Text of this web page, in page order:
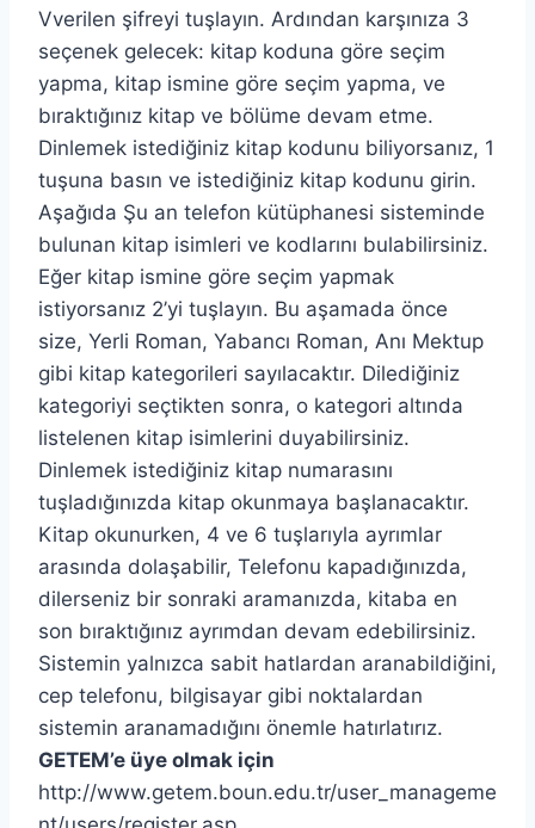
Vverilen şifreyi tuşlayın. Ardından karşınıza 3
seçenek gelecek: kitap koduna göre seçim
yapma, kitap ismine göre seçim yapma, ve
bıraktığınız kitap ve bölüme devam etme.
Dinlemek istediğiniz kitap kodunu biliyorsanız, 1
tuşuna basın ve istediğiniz kitap kodunu girin.
Aşağıda Şu an telefon kütüphanesi sisteminde
bulunan kitap isimleri ve kodlarını bulabilirsiniz.
Eğer kitap ismine göre seçim yapmak
istiyorsanız 2’yi tuşlayın. Bu aşamada önce
size, Yerli Roman, Yabancı Roman, Anı Mektup
gibi kitap kategorileri sayılacaktır. Dilediğiniz
kategoriyi seçtikten sonra, o kategori altında
listelenen kitap isimlerini duyabilirsiniz.
Dinlemek istediğiniz kitap numarasını
tuşladığınızda kitap okunmaya başlanacaktır.
Kitap okunurken, 4 ve 6 tuşlarıyla ayrımlar
arasında dolaşabilir, Telefonu kapadığınızda,
dilerseniz bir sonraki aramanızda, kitaba en
son bıraktığınız ayrımdan devam edebilirsiniz.
Sistemin yalnızca sabit hatlardan aranabildiğini,
cep telefonu, bilgisayar gibi noktalardan
sistemin aranamadığını önemle hatırlatırız.
GETEM’e üye olmak için
http://www.getem.boun.edu.tr/user_manageme